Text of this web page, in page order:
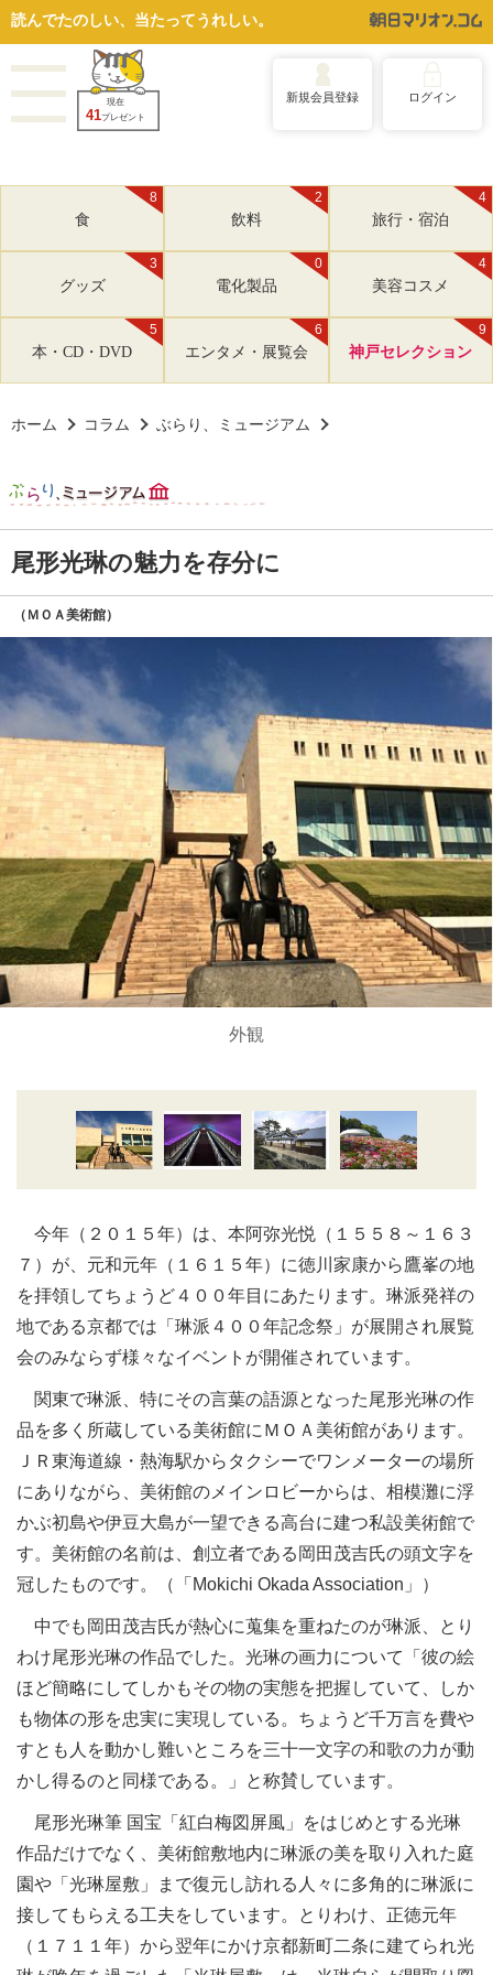
読んでたのしい、当たってうれしい。
現在
41プレゼント
新規会員登録 ログイン
8
食
2
飲料
4
旅行・宿泊
3
グッズ
0
電化製品
4
美容コスメ
5
本・CD・DVD
6
エンタメ・展覧会
9
神戸セレクション
ホーム コラム ぶらり、ミュージアム
尾形光琳の魅力を存分に
（ＭＯＡ美術館）
外観
今年（２０１５年）は、本阿弥光悦（１５５８～１６３
７）が、元和元年（１６１５年）に徳川家康から鷹峯の地
を拝領してちょうど４００年目にあたります。琳派発祥の
地である京都では「琳派４００年記念祭」が展開され展覧
会のみならず様々なイベントが開催されています。
関東で琳派、特にその言葉の語源となった尾形光琳の作
品を多く所蔵している美術館にＭＯＡ美術館があります。
ＪＲ東海道線・熱海駅からタクシーでワンメーターの場所
にありながら、美術館のメインロビーからは、相模灘に浮
かぶ初島や伊豆大島が一望できる高台に建つ私設美術館で
す。美術館の名前は、創立者である岡田茂吉氏の頭文字を
冠したものです。（「Mokichi Okada Association」）
中でも岡田茂吉氏が熱心に蒐集を重ねたのが琳派、とり
わけ尾形光琳の作品でした。光琳の画力について「彼の絵
ほど簡略にしてしかもその物の実態を把握していて、しか
も物体の形を忠実に実現している。ちょうど千万言を費や
すとも人を動かし難いところを三十一文字の和歌の力が動
かし得るのと同様である。」と称賛しています。
尾形光琳筆 国宝「紅白梅図屏風」をはじめとする光琳
作品だけでなく、美術館敷地内に琳派の美を取り入れた庭
園や「光琳屋敷」まで復元し訪れる人々に多角的に琳派に
接してもらえる工夫をしています。とりわけ、正徳元年
（１７１１年）から翌年にかけ京都新町二条に建てられ光